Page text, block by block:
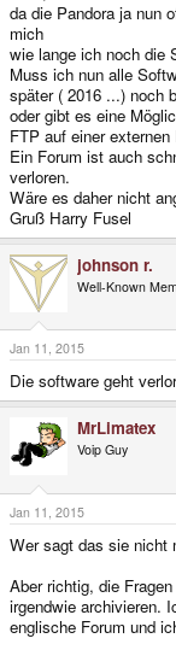
da die Pandora ja nun
mich
wie lange ich noch die
Muss ich nun alle
später ( 2016 ...) noch
oder gibt es eine
FTP auf einer
Ein Forum ist auch
verloren.
Wäre es daher nicht
Gruß Harry Fusel
johnson r.
Well-Known
Jan 11, 2015
Die software geht
MrLimatex
Voip Guy
Jan 11, 2015
Wer sagt das sie nicht
Aber richtig, die
irgendwie archivieren.
englische Forum und